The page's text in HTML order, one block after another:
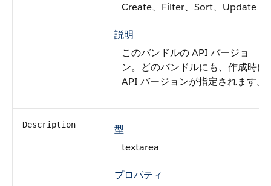
Create、Filter、Sort、Update
説明
このバンドルの API バージョ
ン。どのバンドルにも、作成時に
API バージョンが指定されます。
Description
型
textarea
プロパティ